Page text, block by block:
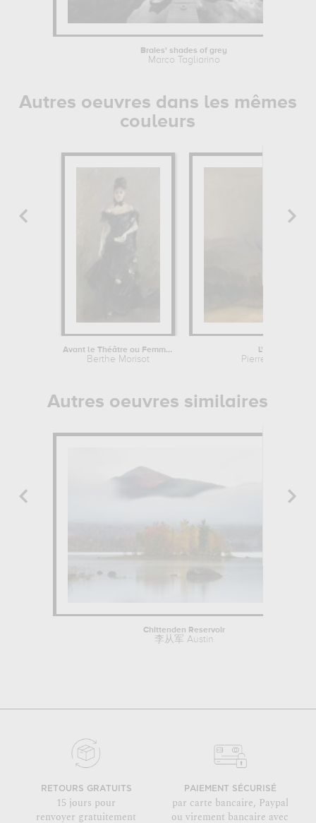
Braies' shades of grey
Marco Tagliarino
Autres oeuvres dans les mêmes
couleurs
Avant le Théâtre ou Femme en Noir
Berthe Morisot
L'orage au
Pierre Henri de
Autres oeuvres similaires
Chittenden Reservoir
李从军 Austin
RETOURS GRATUITS
15 jours pour
renvoyer gratuitement
PAIEMENT SÉCURISÉ
par carte bancaire, Paypal
ou virement bancaire avec